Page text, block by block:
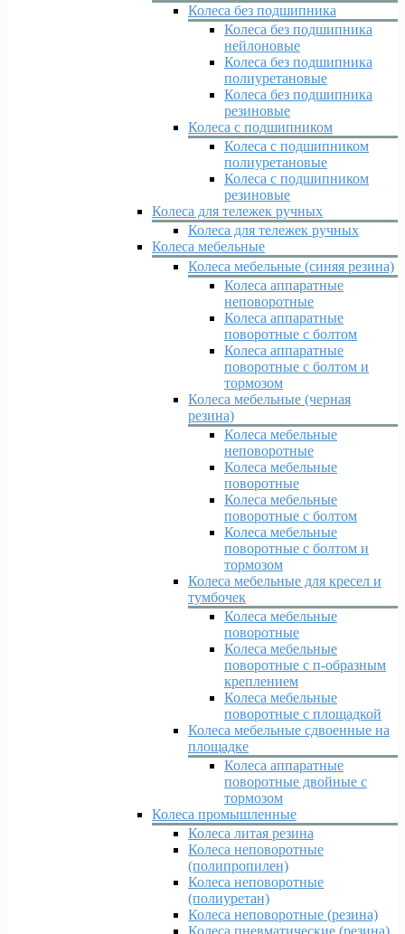
Колеса без подшипника
Колеса без подшипника
нейлоновые
Колеса без подшипника
полиуретановые
Колеса без подшипника
резиновые
Колеса с подшипником
Колеса с подшипником
полиуретановые
Колеса с подшипником
резиновые
Колеса для тележек ручных
Колеса для тележек ручных
Колеса мебельные
Колеса мебельные (синяя резина)
Колеса аппаратные
неповоротные
Колеса аппаратные
поворотные с болтом
Колеса аппаратные
поворотные с болтом и
тормозом
Колеса мебельные (черная
резина)
Колеса мебельные
неповоротные
Колеса мебельные
поворотные
Колеса мебельные
поворотные с болтом
Колеса мебельные
поворотные с болтом и
тормозом
Колеса мебельные для кресел и
тумбочек
Колеса мебельные
поворотные
Колеса мебельные
поворотные с п-образным
креплением
Колеса мебельные
поворотные с площадкой
Колеса мебельные сдвоенные на
площадке
Колеса аппаратные
поворотные двойные с
тормозом
Колеса промышленные
Колеса литая резина
Колеса неповоротные
(полипропилен)
Колеса неповоротные
(полиуретан)
Колеса неповоротные (резина)